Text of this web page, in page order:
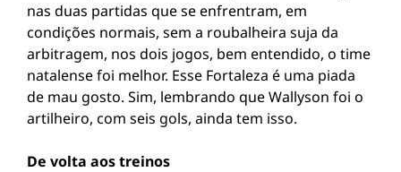
nas duas partidas que se enfrentram, em
condições normais, sem a roubalheira suja da
arbitragem, nos dois jogos, bem entendido, o time
natalense foi melhor. Esse Fortaleza é uma piada
de mau gosto. Sim, lembrando que Wallyson foi o
artilheiro, com seis gols, ainda tem isso.
De volta aos treinos